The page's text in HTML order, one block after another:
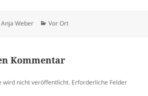
Autor
Anja Weber Kategorien
Vor Ort
Kommentar
wird nicht veröffentlicht. Erforderliche Felder